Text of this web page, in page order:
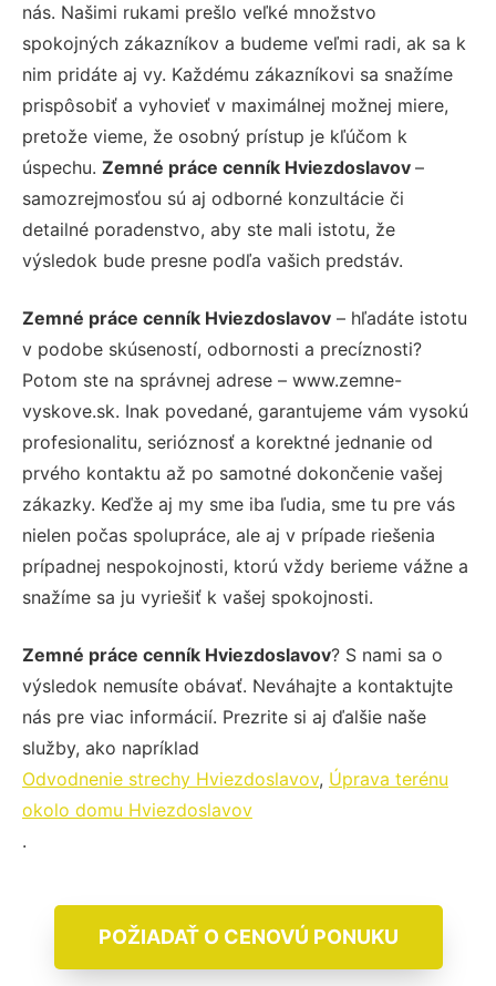
nás. Našimi rukami prešlo veľké množstvo
spokojných zákazníkov a budeme veľmi radi, ak sa k
nim pridáte aj vy. Každému zákazníkovi sa snažíme
prispôsobiť a vyhovieť v maximálnej možnej miere,
pretože vieme, že osobný prístup je kľúčom k
úspechu. Zemné práce cenník Hviezdoslavov –
samozrejmosťou sú aj odborné konzultácie či
detailné poradenstvo, aby ste mali istotu, že
výsledok bude presne podľa vašich predstáv.
Zemné práce cenník Hviezdoslavov – hľadáte istotu
v podobe skúseností, odbornosti a precíznosti?
Potom ste na správnej adrese – www.zemne-
vyskove.sk. Inak povedané, garantujeme vám vysokú
profesionalitu, serióznosť a korektné jednanie od
prvého kontaktu až po samotné dokončenie vašej
zákazky. Keďže aj my sme iba ľudia, sme tu pre vás
nielen počas spolupráce, ale aj v prípade riešenia
prípadnej nespokojnosti, ktorú vždy berieme vážne a
snažíme sa ju vyriešiť k vašej spokojnosti.
Zemné práce cenník Hviezdoslavov? S nami sa o
výsledok nemusíte obávať. Neváhajte a kontaktujte
nás pre viac informácií. Prezrite si aj ďalšie naše
služby, ako napríklad
Odvodnenie strechy Hviezdoslavov, Úprava terénu
okolo domu Hviezdoslavov
.
POŽIADAŤ O CENOVÚ PONUKU